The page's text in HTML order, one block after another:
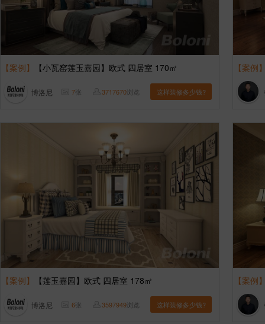
【案例】 【小瓦窑莲玉嘉园】欧式 四居室 170㎡
博洛尼 7张 3717670浏览 这样装修多少钱?
【案例
【案例】 【莲玉嘉园】欧式 四居室 178㎡
博洛尼 6张 3597949浏览 这样装修多少钱?
【案例